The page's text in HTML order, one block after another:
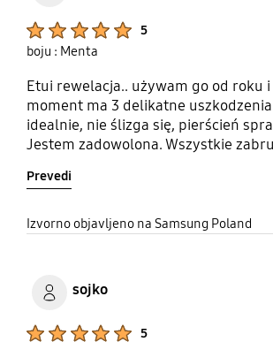
5
boju : Menta
Etui rewelacja.. używam go od roku
moment ma 3 delikatne
idealnie, nie ślizga się, pierścień
Jestem zadowolona. Wszystkie
Prevedi
Izvorno objavljeno na Samsung Poland
sojko
5